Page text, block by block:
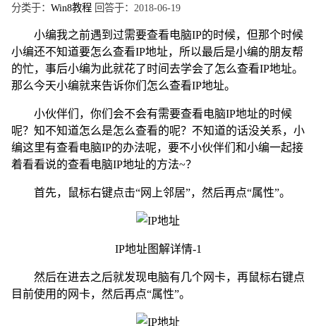
分类于： Win8教程 回答于：2018-06-19
小编我之前遇到过需要查看电脑IP的时候，但那个时候
小编还不知道要怎么查看IP地址，所以最后是小编的朋友帮
的忙，事后小编为此就花了时间去学会了怎么查看IP地址。
那么今天小编就来告诉你们怎么查看IP地址。
小伙伴们，你们会不会有需要查看电脑IP地址的时候
呢？知不知道怎么是怎么查看的呢？不知道的话没关系，小
编这里有查看电脑IP的办法呢，要不小伙伴们和小编一起接
着看看说的查看电脑IP地址的方法~？
首先，鼠标右键点击“网上邻居”，然后再点“属性”。
IP地址图解详情-1
然后在进去之后就发现电脑有几个网卡，再鼠标右键点
目前使用的网卡，然后再点“属性”。